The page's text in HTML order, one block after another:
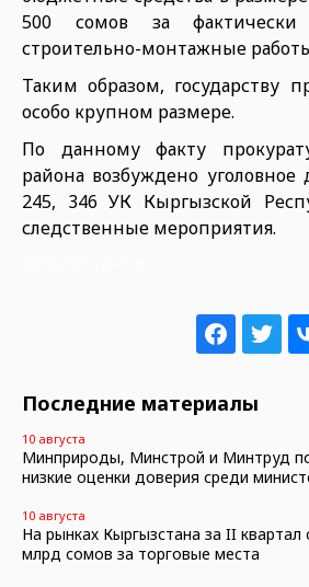
500 сомов за фактически
строительно-монтажные
Таким образом, государству
особо крупном размере.
По данному факту
района возбуждено уголовное
245, 346 УК Кыргызской
следственные мероприятия.
Последние материалы
10 августа
Минприроды, Минстрой и Минтруд
низкие оценки доверия среди
10 августа
На рынках Кыргызстана за II квартал
млрд сомов за торговые места